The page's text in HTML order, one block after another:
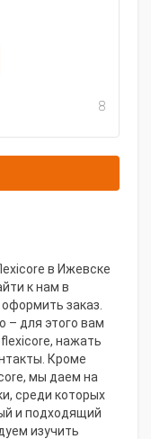
8
в Ижевске
к нам в
заказ.
– для этого вам
нажать
Кроме
мы даем на
среди которых
и подходящий
изучить